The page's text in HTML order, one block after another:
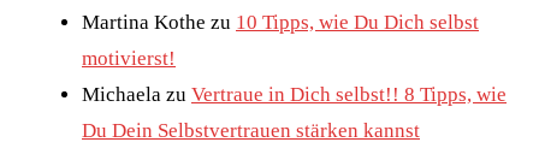
Martina Kothe zu 10 Tipps, wie Du Dich selbst
motivierst!
Michaela zu Vertraue in Dich selbst!! 8 Tipps, wie
Du Dein Selbstvertrauen stärken kannst